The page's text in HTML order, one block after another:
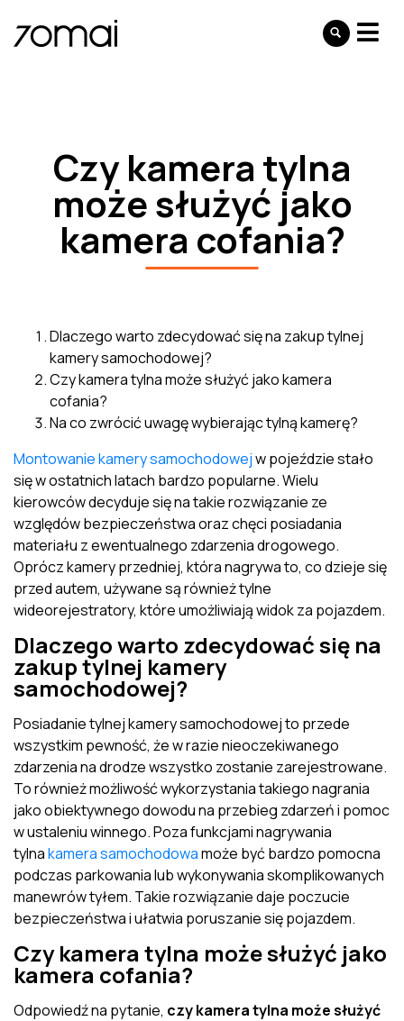
Czy kamera tylna
może służyć jako
kamera cofania?
Dlaczego warto zdecydować się na zakup tylnej
kamery samochodowej?
Czy kamera tylna może służyć jako kamera
cofania?
Na co zwrócić uwagę wybierając tylną kamerę?
Montowanie kamery samochodowejw pojeździe stało
się w ostatnich latach bardzo popularne. Wielu
kierowców decyduje się na takie rozwiązanie ze
względów bezpieczeństwa oraz chęci posiadania
materiału z ewentualnego zdarzenia drogowego.
Oprócz kamery przedniej, która nagrywa to, co dzieje się
przed autem, używane są również tylne
wideorejestratory, które umożliwiają widok za pojazdem.
Dlaczego warto zdecydować się na
zakup tylnej kamery
samochodowej?
Posiadanie tylnej kamery samochodowej to przede
wszystkim pewność, że w razie nieoczekiwanego
zdarzenia na drodze wszystko zostanie zarejestrowane.
To również możliwość wykorzystania takiego nagrania
jako obiektywnego dowodu na przebieg zdarzeń i pomoc
w ustaleniu winnego. Poza funkcjami nagrywania
tylnakamera samochodowamoże być bardzo pomocna
podczas parkowania lub wykonywania skomplikowanych
manewrów tyłem. Takie rozwiązanie daje poczucie
bezpieczeństwa i ułatwia poruszanie się pojazdem.
Czy kamera tylna może służyć jako
kamera cofania?
Odpowiedź na pytanie, czy kamera tylna może służyć